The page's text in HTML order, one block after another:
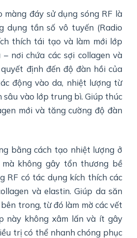
màng đáy sử dụng sóng RF là
dụng tần số vô tuyến (Radio
thích tái tạo và làm mới lớp
nơi chứa các sợi collagen và
định đến độ đàn hồi của
động vào da, nhiệt lượng từ
sâu vào lớp trung bì. Giúp thúc
mới và tăng cường độ đàn
bằng cách tạo nhiệt lượng ở
không gây tổn thương bề
RF có tác dụng kích thích các
và elastin. Giúp da săn
trong, từ đó làm mờ các vết
này không xâm lấn và ít gây
trị có thể nhanh chóng phục